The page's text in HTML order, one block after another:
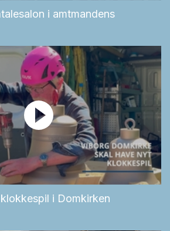
i amtmandens
i Domkirken